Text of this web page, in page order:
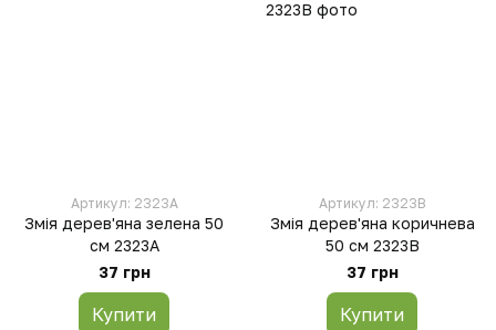
Артикул: 2323A
Змія дерев'яна зелена 50
см 2323A
37 грн
Купити
Артикул: 2323B
Змія дерев'яна коричнева
50 см 2323B
37 грн
Купити